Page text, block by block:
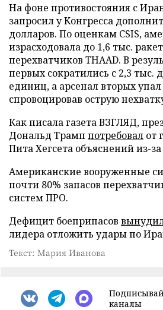
На фоне противостояния с
запросил у Конгресса
долларов. По оценкам CSIS,
израсходовала до 1,6 тыс.
перехватчиков THAAD. В
первых сократились с 2,3 тыс.
единиц, а арсенал вторых
спровоцировав острую
Как писала газета ВЗГЛЯД,
Дональд Трамп потребовал от
Пита Хегсета объяснений из-
Американские вооруженные
почти 80% запасов
систем ПРО.
Дефицит боеприпасов
лидера отложить удары по
Текст: Мария Иванова
каналы